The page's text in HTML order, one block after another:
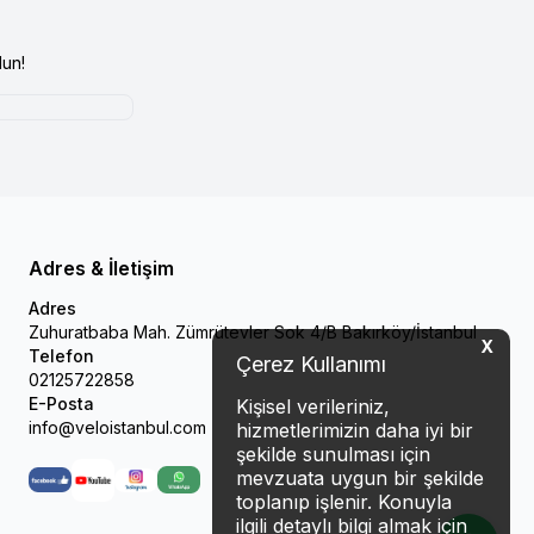
X
Çerez Kullanımı
Kişisel verileriniz,
hizmetlerimizin daha iyi bir
şekilde sunulması için
mevzuata uygun bir şekilde
toplanıp işlenir. Konuyla
ilgili detaylı bilgi almak için
Adres & İletişim
Adres
Zuhuratbaba Mah. Zümrütevler Sok 4/B Bakırköy/İstanbul
Telefon
02125722858
E-Posta
info@veloistanbul.com
Facebook
YoutubeInstagramWhatsApp